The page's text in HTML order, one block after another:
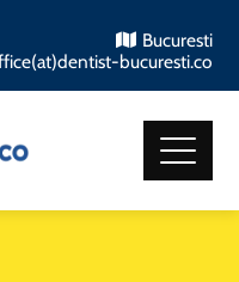
Bucuresti
bucuresti.co